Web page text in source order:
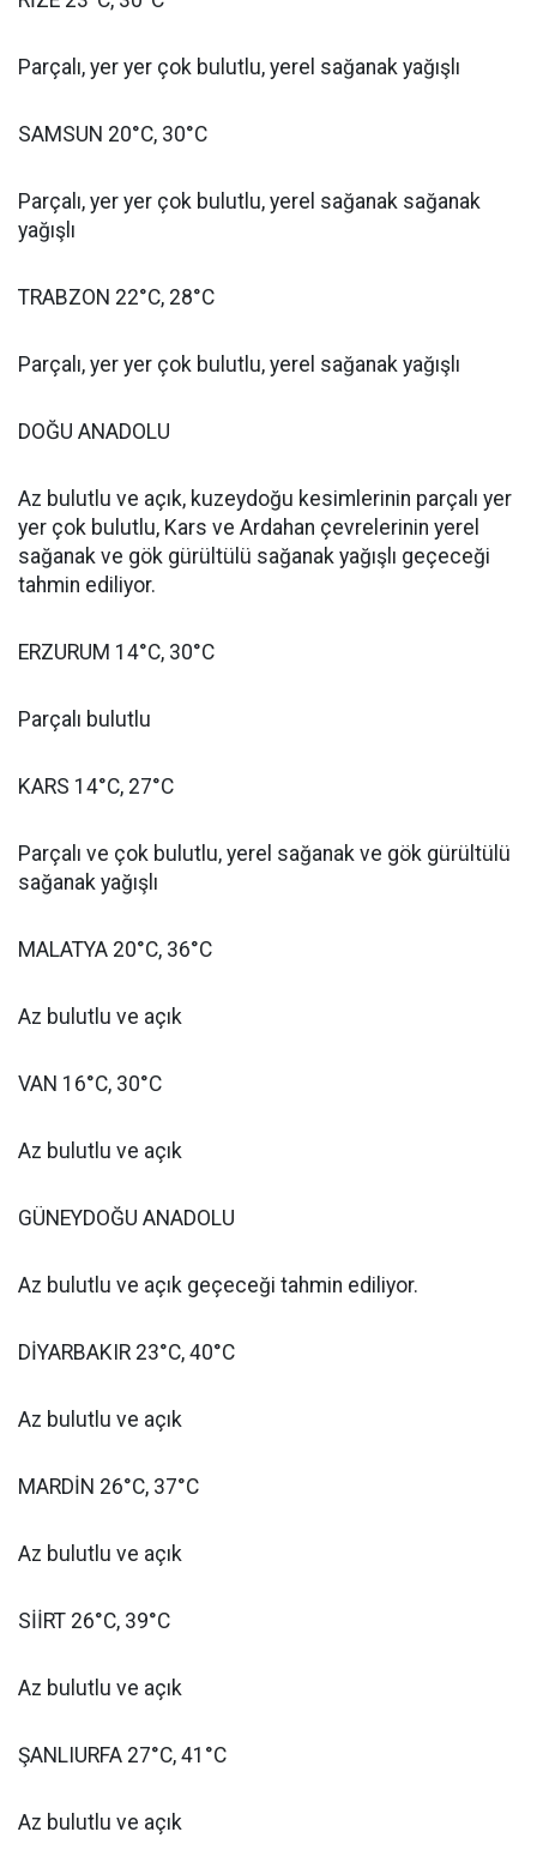
Parçalı, yer yer çok bulutlu, yerel sağanak yağışlı
SAMSUN 20°C, 30°C
Parçalı, yer yer çok bulutlu, yerel sağanak sağanak
yağışlı
TRABZON 22°C, 28°C
Parçalı, yer yer çok bulutlu, yerel sağanak yağışlı
DOĞU ANADOLU
Az bulutlu ve açık, kuzeydoğu kesimlerinin parçalı yer
yer çok bulutlu, Kars ve Ardahan çevrelerinin yerel
sağanak ve gök gürültülü sağanak yağışlı geçeceği
tahmin ediliyor.
ERZURUM 14°C, 30°C
Parçalı bulutlu
KARS 14°C, 27°C
Parçalı ve çok bulutlu, yerel sağanak ve gök gürültülü
sağanak yağışlı
MALATYA 20°C, 36°C
Az bulutlu ve açık
VAN 16°C, 30°C
Az bulutlu ve açık
GÜNEYDOĞU ANADOLU
Az bulutlu ve açık geçeceği tahmin ediliyor.
DİYARBAKIR 23°C, 40°C
Az bulutlu ve açık
MARDİN 26°C, 37°C
Az bulutlu ve açık
SİİRT 26°C, 39°C
Az bulutlu ve açık
ŞANLIURFA 27°C, 41°C
Az bulutlu ve açık